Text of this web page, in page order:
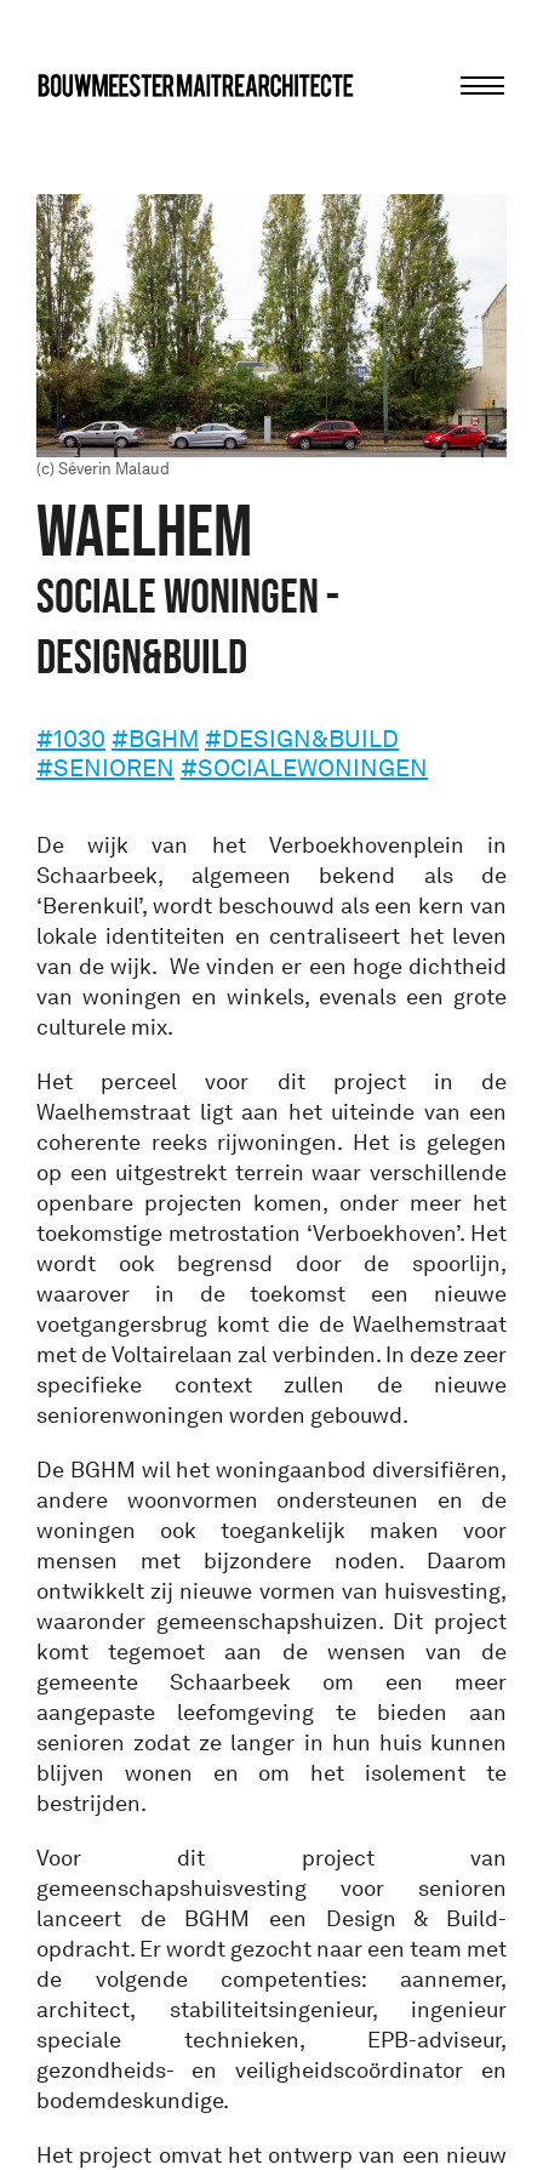
bma
(c) Séverin Malaud
WAELHEM
Sociale woningen -
Design&Build
#1030 #BGHM #DESIGN&BUILD
#SENIOREN #SOCIALEWONINGEN
De wijk van het Verboekhovenplein in
Schaarbeek, algemeen bekend als de
‘Berenkuil’, wordt beschouwd als een kern van
lokale identiteiten en centraliseert het leven
van de wijk. We vinden er een hoge dichtheid
van woningen en winkels, evenals een grote
culturele mix.
Het perceel voor dit project in de
Waelhemstraat ligt aan het uiteinde van een
coherente reeks rijwoningen. Het is gelegen
op een uitgestrekt terrein waar verschillende
openbare projecten komen, onder meer het
toekomstige metrostation ‘Verboekhoven’. Het
wordt ook begrensd door de spoorlijn,
waarover in de toekomst een nieuwe
voetgangersbrug komt die de Waelhemstraat
met de Voltairelaan zal verbinden. In deze zeer
specifieke context zullen de nieuwe
seniorenwoningen worden gebouwd.
De BGHM wil het woningaanbod diversifiëren,
andere woonvormen ondersteunen en de
woningen ook toegankelijk maken voor
mensen met bijzondere noden. Daarom
ontwikkelt zij nieuwe vormen van huisvesting,
waaronder gemeenschapshuizen. Dit project
komt tegemoet aan de wensen van de
gemeente Schaarbeek om een meer
aangepaste leefomgeving te bieden aan
senioren zodat ze langer in hun huis kunnen
blijven wonen en om het isolement te
bestrijden.
Voor dit project van
gemeenschapshuisvesting voor senioren
lanceert de BGHM een Design & Build-
opdracht. Er wordt gezocht naar een team met
de volgende competenties: aannemer,
architect, stabiliteitsingenieur, ingenieur
speciale technieken, EPB-adviseur,
gezondheids- en veiligheidscoördinator en
bodemdeskundige.
Het project omvat het ontwerp van een nieuw